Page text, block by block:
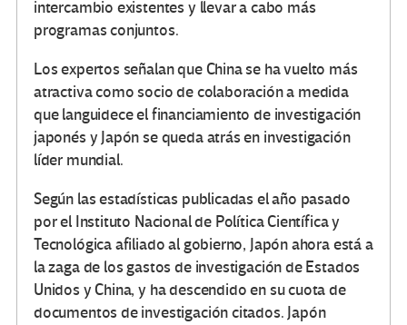
intercambio existentes y llevar a cabo más
programas conjuntos.
Los expertos señalan que China se ha vuelto más
atractiva como socio de colaboración a medida
que languidece el financiamiento de investigación
japonés y Japón se queda atrás en investigación
líder mundial.
Según las estadísticas publicadas el año pasado
por el Instituto Nacional de Política Científica y
Tecnológica afiliado al gobierno, Japón ahora está a
la zaga de los gastos de investigación de Estados
Unidos y China, y ha descendido en su cuota de
documentos de investigación citados. Japón